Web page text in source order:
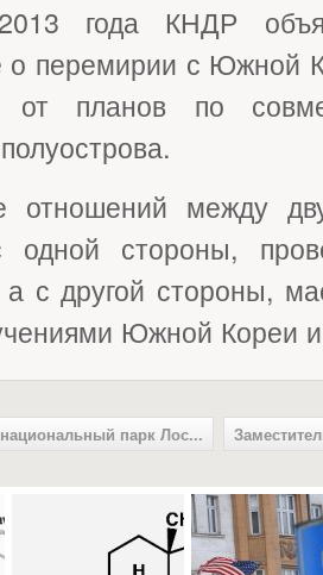
года КНДР
о перемирии с Южной
планов по
отношений между
одной стороны,
а с другой стороны,
Южной Кореи
парк Лос...